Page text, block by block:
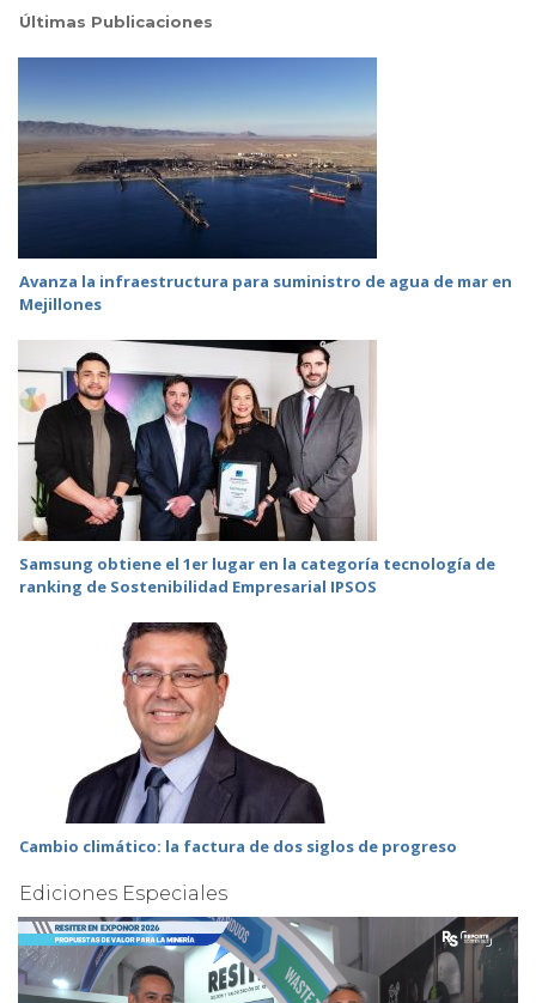
Últimas Publicaciones
Avanza la infraestructura para suministro de agua de mar en
Mejillones
Samsung obtiene el 1er lugar en la categoría tecnología de
ranking de Sostenibilidad Empresarial IPSOS
Cambio climático: la factura de dos siglos de progreso
Ediciones Especiales